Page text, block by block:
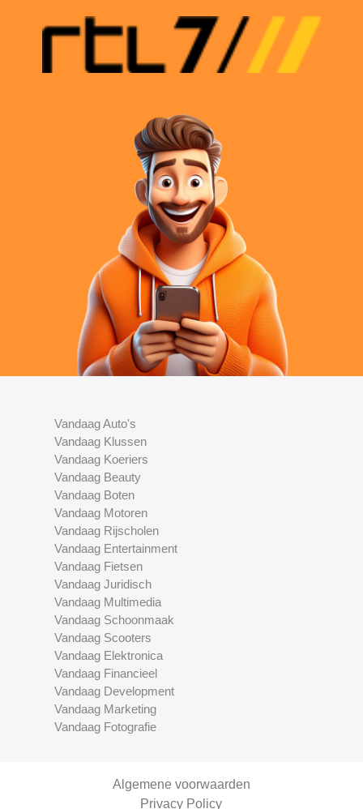
Vandaag Auto's
Vandaag Klussen
Vandaag Koeriers
Vandaag Beauty
Vandaag Boten
Vandaag Motoren
Vandaag Rijscholen
Vandaag Entertainment
Vandaag Fietsen
Vandaag Juridisch
Vandaag Multimedia
Vandaag Schoonmaak
Vandaag Scooters
Vandaag Elektronica
Vandaag Financieel
Vandaag Development
Vandaag Marketing
Vandaag Fotografie
Algemene voorwaarden
Privacy Policy